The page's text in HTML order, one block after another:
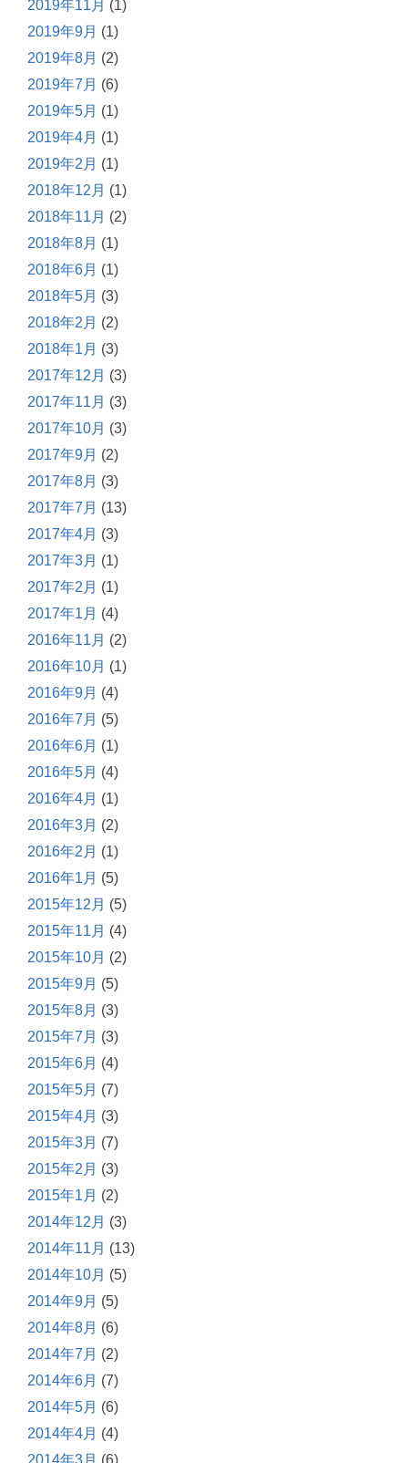
2019年11月 (1)
2019年9月 (1)
2019年8月 (2)
2019年7月 (6)
2019年5月 (1)
2019年4月 (1)
2019年2月 (1)
2018年12月 (1)
2018年11月 (2)
2018年8月 (1)
2018年6月 (1)
2018年5月 (3)
2018年2月 (2)
2018年1月 (3)
2017年12月 (3)
2017年11月 (3)
2017年10月 (3)
2017年9月 (2)
2017年8月 (3)
2017年7月 (13)
2017年4月 (3)
2017年3月 (1)
2017年2月 (1)
2017年1月 (4)
2016年11月 (2)
2016年10月 (1)
2016年9月 (4)
2016年7月 (5)
2016年6月 (1)
2016年5月 (4)
2016年4月 (1)
2016年3月 (2)
2016年2月 (1)
2016年1月 (5)
2015年12月 (5)
2015年11月 (4)
2015年10月 (2)
2015年9月 (5)
2015年8月 (3)
2015年7月 (3)
2015年6月 (4)
2015年5月 (7)
2015年4月 (3)
2015年3月 (7)
2015年2月 (3)
2015年1月 (2)
2014年12月 (3)
2014年11月 (13)
2014年10月 (5)
2014年9月 (5)
2014年8月 (6)
2014年7月 (2)
2014年6月 (7)
2014年5月 (6)
2014年4月 (4)